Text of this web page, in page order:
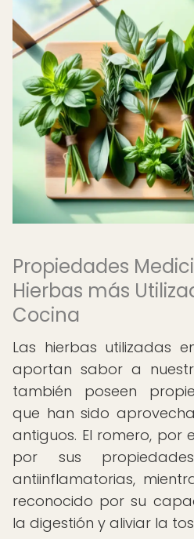
Propiedades
Hierbas más
Cocina
Las hierbas utilizadas
aportan sabor a
también poseen
que han sido
antiguos. El romero, por
por sus
antiinflamatorias,
reconocido por su
la digestión y aliviar la